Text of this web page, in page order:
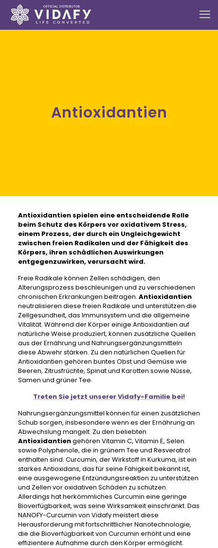
Antioxidantien
Antioxidantienspielen eine entscheidende Rolle
beim Schutz des Körpers vor oxidativem Stress,
einem Prozess, der durch ein Ungleichgewicht
zwischen freien Radikalen und der Fähigkeit des
Körpers, ihren schädlichen Auswirkungen
entgegenzuwirken, verursacht wird.
Freie Radikale können Zellen schädigen, den
Alterungsprozess beschleunigen und zu verschiedenen
chronischen Erkrankungen beitragen. Antioxidantien
neutralisieren diese freien Radikale und unterstützen die
Zellgesundheit, das Immunsystem und die allgemeine
Vitalität. Während der Körper einige Antioxidantien auf
natürliche Weise produziert, können zusätzliche Quellen
aus der Ernährung und Nahrungsergänzungsmitteln
diese Abwehr stärken. Zu den natürlichen Quellen für
Antioxidantien gehören buntes Obst und Gemüse wie
Beeren, Zitrusfrüchte, Spinat und Karotten sowie Nüsse,
Samen und grüner Tee.
Treten Sie jetzt unserer Vidafy-Familie bei!
Nahrungsergänzungsmittel können für einen zusätzlichen
Schub sorgen, insbesondere wenn es der Ernährung an
Abwechslung mangelt. Zu den beliebten
Antioxidantiengehören Vitamin C, Vitamin E, Selen
sowie Polyphenole, die in grünem Tee und Resveratrol
enthalten sind. Curcumin, der Wirkstoff in Kurkuma, ist ein
starkes Antioxidans, das für seine Fähigkeit bekannt ist,
eine ausgewogene Entzündungsreaktion zu unterstützen
und Zellen vor oxidativen Schäden zu schützen.
Allerdings hat herkömmliches Curcumin eine geringe
Bioverfügbarkeit, was seine Wirksamkeit einschränkt. Das
NANOFY-Curcumin von Vidafy meistert diese
Herausforderung mit fortschrittlicher Nanotechnologie,
die die Bioverfügbarkeit von Curcumin erhöht und eine
effizientere Aufnahme durch den Körper ermöglicht.